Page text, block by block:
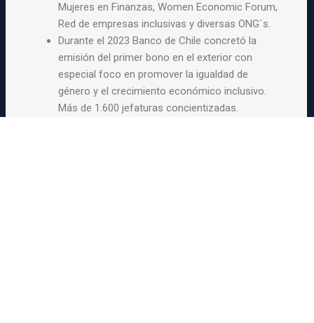
Mujeres en Finanzas, Women Economic Forum,
Red de empresas inclusivas y diversas ONG´s.
Durante el 2023 Banco de Chile concretó la
emisión del primer bono en el exterior con
especial foco en promover la igualdad de
género y el crecimiento económico inclusivo.
Más de 1.600 jefaturas concientizadas.